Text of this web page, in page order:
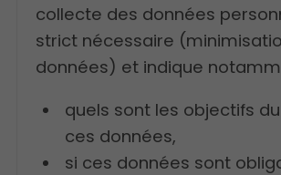
collecte des données
strict nécessaire
données) et indique
quels sont les objectifs
ces données,
si ces données sont